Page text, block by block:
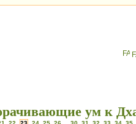
ум к